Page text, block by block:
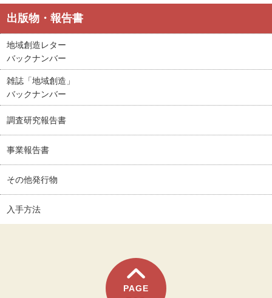
出版物・報告書
地域創造レター
バックナンバー
雑誌「地域創造」
バックナンバー
調査研究報告書
事業報告書
その他発行物
入手方法
PAGE